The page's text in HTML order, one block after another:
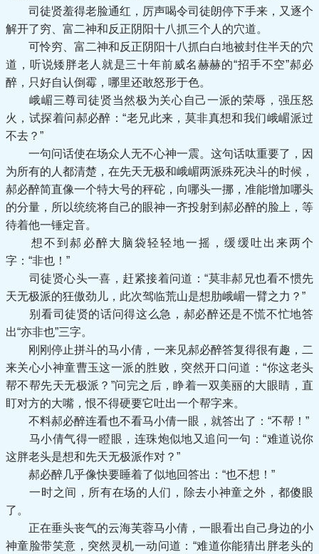
司徒贤羞得老脸通红，厉声喝令司徒朗停下手来，又逐个
解开了穷、富二神和反正阴阳十八抓三个人的穴道。
可怜穷、富二神和反正阴阳十八抓白白地被封住半天的穴
道，听说矮胖老人就是三十年前威名赫赫的“招手不空”郝必
醉，只好自认倒霉，哪里还敢怒形于色。
峨嵋三尊司徒贤当然极为关心自己一派的荣辱，强压怒
火，试探着问郝必醉：“老兄此来，莫非真想和我们峨嵋派过
不去？”
一句问话使在场众人无不心神一震。这句话呔重要了，因
为所有的人都清楚，在先天无极和峨嵋两派殊死决斗的时候，
郝必醉简直像一个特大号的秤砣，向哪头一挪，准能增加哪头
的分量，所以统统将自己的眼神一齐投射到郝必醉的脸上，等
待着他一锤定音。
想不到郝必醉大脑袋轻轻地一摇，缓缓吐出来两个
字：“非也！”
司徒贤心头一喜，赶紧接着问道：“莫非郝兄也看不惯先
天无极派的狂傲劲儿，此次驾临荒山是想肋峨嵋一臂之力？”
别看司徒贤的话问得这么急，郝必醉还是不慌不忙地答
出“亦非也”三字。
刚刚停止拼斗的马小倩，一来见郝必醉答复得很有趣，二
来关心小神童曹玉这一派的胜败，突然开口问道：“你这老头
帮不帮先天无极派？”问完之后，睁着一双美丽的大眼睛，直
盯对方的大嘴，恨不得硬要它吐出一个帮字来。
不料郝必醉连看也不看马小倩一眼，就答出了：“不帮！”
马小倩气得一瞪眼，连珠炮似地又追问一句：“难道说你
这胖老头是想和先天无极派作对？”
郝必醉几乎像快要睡着了似地回答出：“也不想！”
一时之间，所有在场的人们，除去小神童之外，都傻眼
了。
正在垂头丧气的云海芙蓉马小倩，一眼看出自己身边的小
神童脸带笑意，突然灵机一动问道：“难道你能猜出胖老头的